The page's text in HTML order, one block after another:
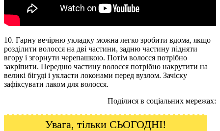
10. Гарну вечірню укладку можна легко зробити вдома, якщо
розділити волосся на дві частини, задню частину підняти
вгору і згорнути черепашкою. Потім волосся потрібно
закріпити. Передню частину волосся потрібно накрутити на
великі бігуді і укласти локонами перед вузлом. Зачіску
зафіксувати лаком для волосся.
Поділися в соціальних мережах:
Увага, тільки СЬОГОДНІ!